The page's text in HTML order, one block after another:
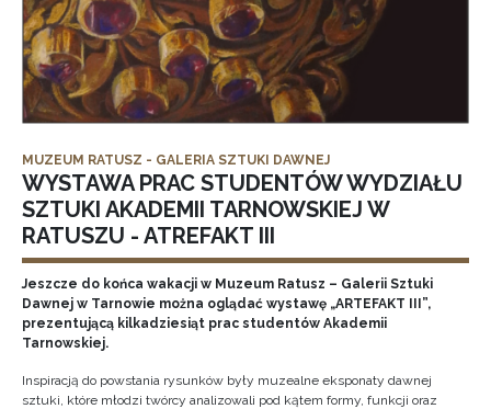
MUZEUM RATUSZ - GALERIA SZTUKI DAWNEJ
WYSTAWA PRAC STUDENTÓW WYDZIAŁU
SZTUKI AKADEMII TARNOWSKIEJ W
RATUSZU - ATREFAKT III
Jeszcze do końca wakacji w Muzeum Ratusz – Galerii Sztuki
Dawnej w Tarnowie można oglądać wystawę „ARTEFAKT III”,
prezentującą kilkadziesiąt prac studentów Akademii
Tarnowskiej.
Inspiracją do powstania rysunków były muzealne eksponaty dawnej
sztuki, które młodzi twórcy analizowali pod kątem formy, funkcji oraz